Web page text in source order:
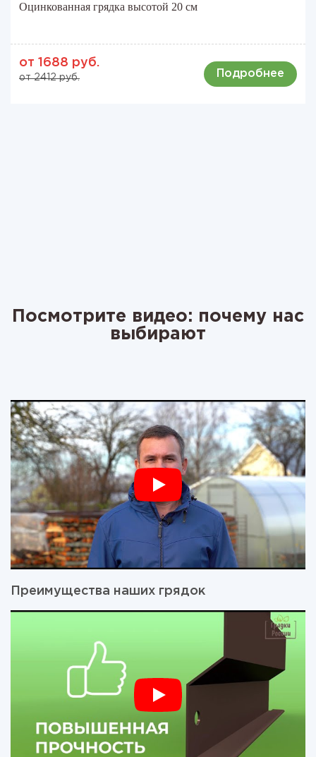
Оцинкованная грядка высотой 20 см
от 1688 руб.
от 2412 руб. Подробнее
Посмотрите видео: почему нас
выбирают
Преимущества наших грядок